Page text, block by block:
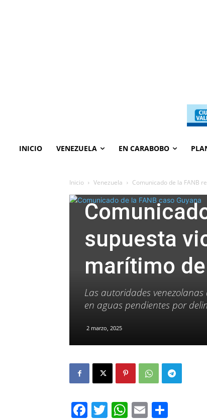
INICIO VENEZUELA EN CARABOBO
Inicio Venezuela Comunicado de la FANB
supuesta
marítimo
Las autoridades
en aguas pendientes por
2 marzo, 2025
Facebook
Twitter
WhatsApp
Email